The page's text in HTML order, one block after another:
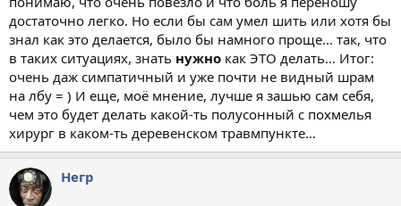
достаточно легко. Но если бы сам умел шить или хотя бы
знал как это делается, было бы намного проще... так, что
в таких ситуациях, знать нужно как ЭТО делать... Итог:
очень даж симпатичный и уже почти не видный шрам
на лбу = ) И еще, моё мнение, лучше я зашью сам себя,
чем это будет делать какой-ть полусонный с похмелья
хирург в каком-ть деревенском травмпункте...
Негр